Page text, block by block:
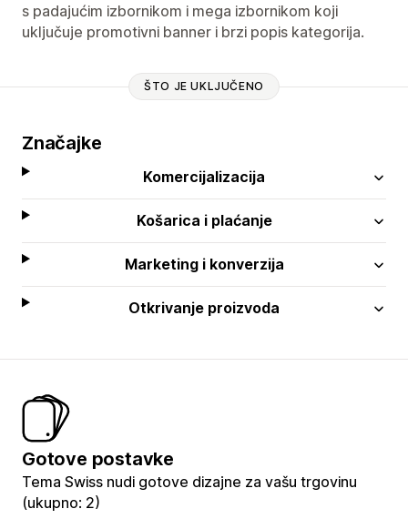
s padajućim izbornikom i mega izbornikom koji
uključuje promotivni banner i brzi popis kategorija.
ŠTO JE UKLJUČENO
Značajke
Komercijalizacija
Košarica i plaćanje
Marketing i konverzija
Otkrivanje proizvoda
Gotove postavke
Tema Swiss nudi gotove dizajne za vašu trgovinu
(ukupno: 2)